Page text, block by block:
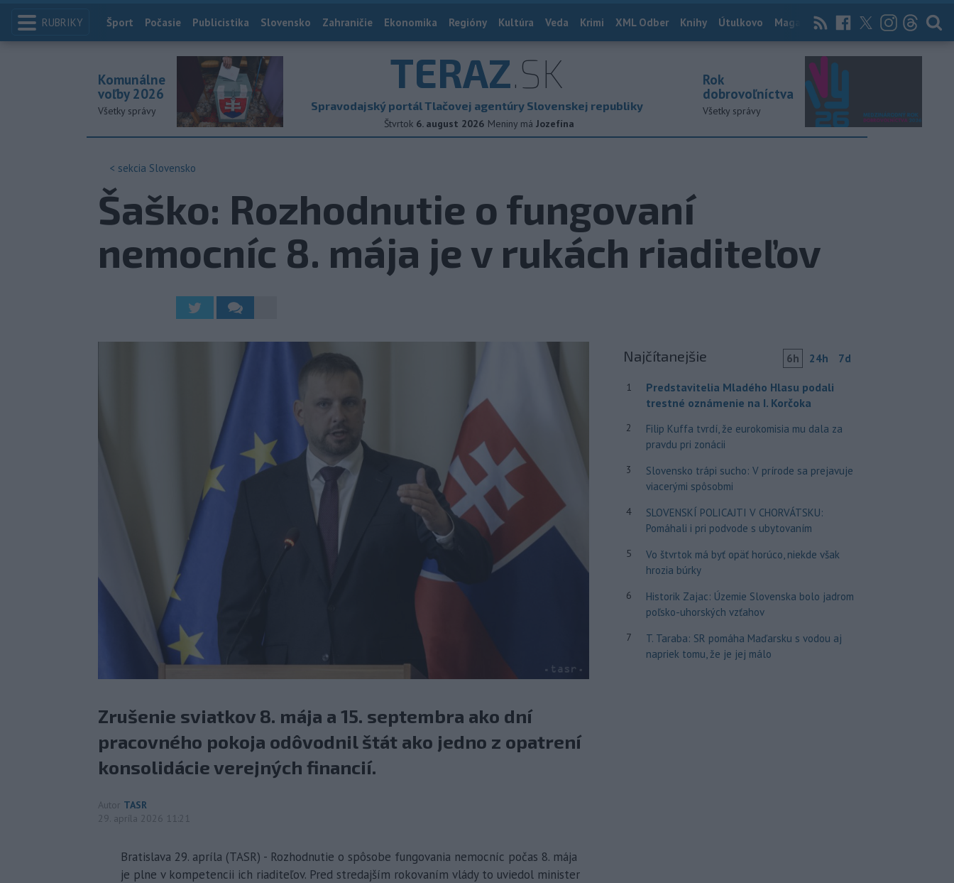
RUBRIKY Index
Šport Počasie Publicistika Slovensko Zahraničie Ekonomika Regióny Kultúra Veda Krimi XML Odber Knihy Útulkovo Magazín News Now Archív
TERAZ.SK
Spravodajský portál Tlačovej agentúry Slovenskej republiky
Štvrtok 6. august 2026 Meniny má Jozefína
Komunálne
voľby 2026
Všetky správy
Rok
dobrovoľníctva
Všetky správy
< sekcia Slovensko
Šaško: Rozhodnutie o fungovaní
nemocníc 8. mája je v rukách riaditeľov
Zrušenie sviatkov 8. mája a 15. septembra ako dní
pracovného pokoja odôvodnil štát ako jedno z opatrení
konsolidácie verejných financií.
Autor TASR
29. apríla 2026 11:21
Bratislava 29. apríla (TASR) - Rozhodnutie o spôsobe fungovania nemocníc počas 8. mája
je plne v kompetencii ich riaditeľov. Pred stredajším rokovaním vlády to uviedol minister
Najčítanejšie 6h 24h 7d
1
Predstavitelia Mladého Hlasu podali
trestné oznámenie na I. Korčoka
2
Filip Kuffa tvrdí, že eurokomisia mu dala za
pravdu pri zonácii
3
Slovensko trápi sucho: V prírode sa prejavuje
viacerými spôsobmi
4
SLOVENSKÍ POLICAJTI V CHORVÁTSKU:
Pomáhali i pri podvode s ubytovaním
5
Vo štvrtok má byť opäť horúco, niekde však
hrozia búrky
6
Historik Zajac: Územie Slovenska bolo jadrom
poľsko-uhorských vzťahov
7
T. Taraba: SR pomáha Maďarsku s vodou aj
napriek tomu, že je jej málo